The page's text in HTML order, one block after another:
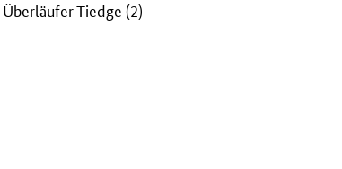
Überläufer Tiedge (2)